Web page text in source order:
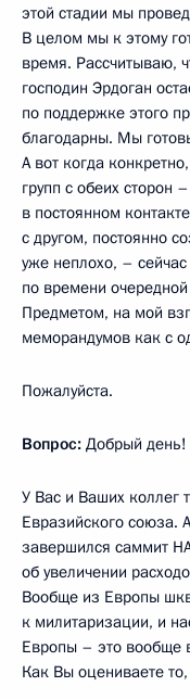
этой стадии мы
В целом мы к этому
время. Рассчитываю,
господин Эрдоган
по поддержке этого
благодарны. Мы
А вот когда
групп с обеих сторон
в постоянном
с другом, постоянно
уже неплохо, –
по времени
Предметом, на мой
меморандумов как с
Пожалуйста.
Вопрос: Добрый день!
У Вас и Ваших коллег
Евразийского союза.
завершился саммит
об увеличении
Вообще из Европы
к милитаризации, и
Европы – это вообще
Как Вы оцениваете